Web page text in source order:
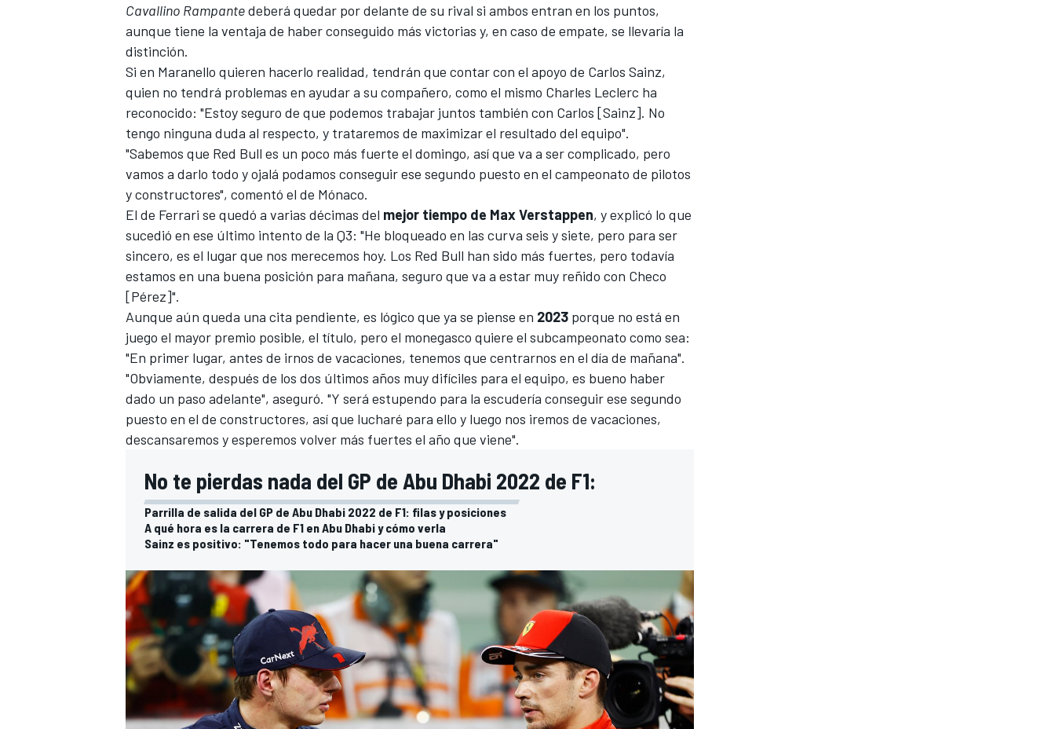
MÁS CATEGORÍAS
Cavallino Rampantedeberá quedar por delante de su rival si ambos entran en los puntos,
aunque tiene la ventaja de haber conseguido más victorias y, en caso de empate, se llevaría la
distinción.
Si en Maranello quieren hacerlo realidad, tendrán que contar con el apoyo de Carlos Sainz,
quien no tendrá problemas en ayudar a su compañero, como el mismo Charles Leclerc ha
reconocido: "Estoy seguro de que podemos trabajar juntos también con Carlos [Sainz]. No
tengo ninguna duda al respecto, y trataremos de maximizar el resultado del equipo".
"Sabemos que Red Bull es un poco más fuerte el domingo, así que va a ser complicado, pero
vamos a darlo todo y ojalá podamos conseguir ese segundo puesto en el campeonato de pilotos
y constructores", comentó el de Mónaco.
El de Ferrari se quedó a varias décimas del mejor tiempo de Max Verstappen, y explicó lo que
sucedió en ese último intento de la Q3: "He bloqueado en las curva seis y siete, pero para ser
sincero, es el lugar que nos merecemos hoy. Los Red Bull han sido más fuertes, pero todavía
estamos en una buena posición para mañana, seguro que va a estar muy reñido con Checo
[Pérez]".
Aunque aún queda una cita pendiente, es lógico que ya se piense en 2023 porque no está en
juego el mayor premio posible, el título, pero el monegasco quiere el subcampeonato como sea:
"En primer lugar, antes de irnos de vacaciones, tenemos que centrarnos en el día de mañana".
"Obviamente, después de los dos últimos años muy difíciles para el equipo, es bueno haber
dado un paso adelante", aseguró. "Y será estupendo para la escudería conseguir ese segundo
puesto en el de constructores, así que lucharé para ello y luego nos iremos de vacaciones,
descansaremos y esperemos volver más fuertes el año que viene".
No te pierdas nada del GP de Abu Dhabi 2022 de F1:
Parrilla de salida del GP de Abu Dhabi 2022 de F1: filas y posiciones
A qué hora es la carrera de F1 en Abu Dhabi y cómo verla
Sainz es positivo: "Tenemos todo para hacer una buena carrera"